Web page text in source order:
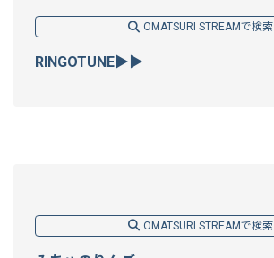
OMATSURI STREAMで検索
RINGOTUNE▶▶
OMATSURI STREAMで検索